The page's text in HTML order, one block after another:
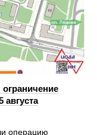
августа
операцию